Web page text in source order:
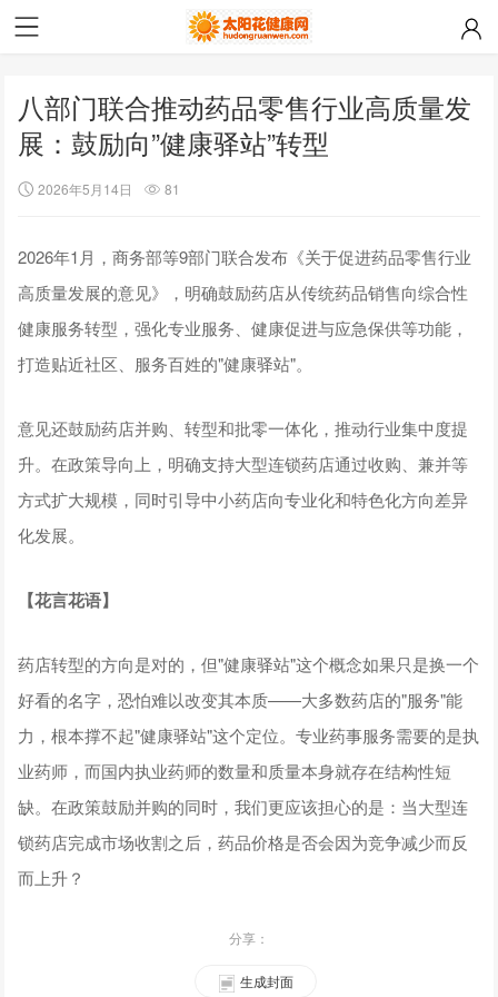
八部门联合推动药品零售行业高质量发
展：鼓励向”健康驿站”转型
2026年5月14日 81
2026年1月，商务部等9部门联合发布《关于促进药品零售行业
高质量发展的意见》，明确鼓励药店从传统药品销售向综合性
健康服务转型，强化专业服务、健康促进与应急保供等功能，
打造贴近社区、服务百姓的"健康驿站"。
意见还鼓励药店并购、转型和批零一体化，推动行业集中度提
升。在政策导向上，明确支持大型连锁药店通过收购、兼并等
方式扩大规模，同时引导中小药店向专业化和特色化方向差异
化发展。
【花言花语】
药店转型的方向是对的，但"健康驿站"这个概念如果只是换一个
好看的名字，恐怕难以改变其本质——大多数药店的"服务"能
力，根本撑不起"健康驿站"这个定位。专业药事服务需要的是执
业药师，而国内执业药师的数量和质量本身就存在结构性短
缺。在政策鼓励并购的同时，我们更应该担心的是：当大型连
锁药店完成市场收割之后，药品价格是否会因为竞争减少而反
而上升？
分享：
生成封面